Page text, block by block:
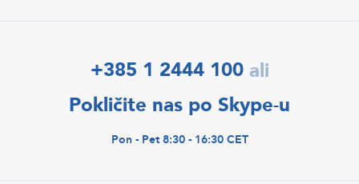
+385 1 2444 100 ali
Pokličite nas po Skype-u
Pon - Pet 8:30 - 16:30 CET